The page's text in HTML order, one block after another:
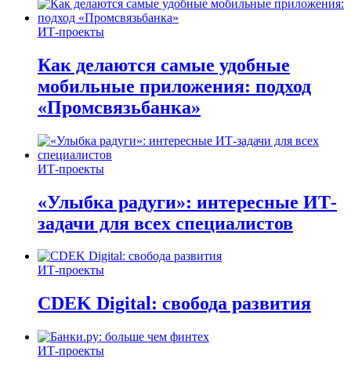
ИТ-проекты
Как делаются самые удобные
мобильные приложения: подход
«Промсвязьбанка»
ИТ-проекты
«Улыбка радуги»: интересные ИТ-
задачи для всех специалистов
ИТ-проекты
CDEK Digital: свобода развития
ИТ-проекты